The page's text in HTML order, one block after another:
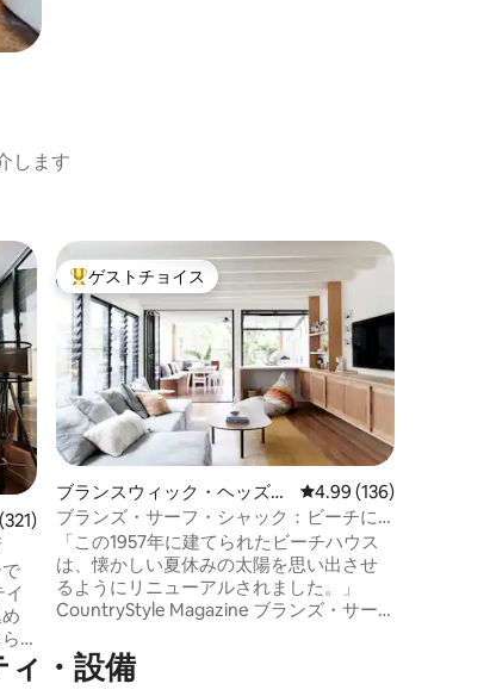
します
321件、5つ星中4.93つ星の平均評価
イ
大好評のゲストチョイスです。
ゲストチョイス
ブランスウィック・ヘッズの
バンガロー
レビュー136件、5つ
4.99 (136)
ブランズ・サーフ・シャック：ビーチに
近い隠れ家
「この1957年に建てられたビーチハウス
は、懐かしい夏休みの太陽を思い出させ
るようにリニューアルされました。」
CountryStyle Magazine ブランズ・サー
ーの街ブランズウィック・ヘッズにあ
る、夢のような隠れ家です。 この世界で
・設備